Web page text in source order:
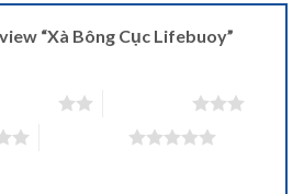
“Xà Bông Cục Lifebuoy”